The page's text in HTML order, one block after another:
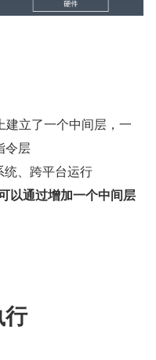
立了一个中间层，一
令层
、跨平台运行
以通过增加一个中间层